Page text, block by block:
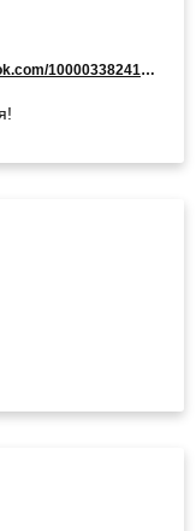
https://www.facebook.com/100003382416272